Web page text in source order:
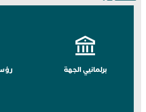
برلمانيي الجهة